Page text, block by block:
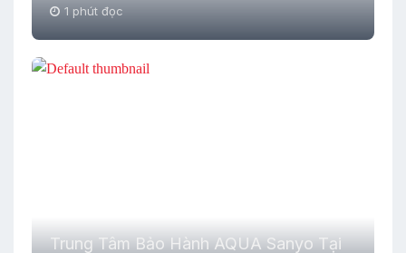
1 phút đọc
Trung Tâm Bảo Hành AQUA Sanyo Tại